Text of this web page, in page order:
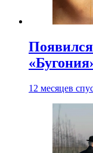
12 месяцев